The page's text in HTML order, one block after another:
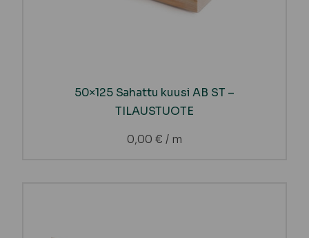
50×125 Sahattu kuusi AB ST –
TILAUSTUOTE
0,00 € / m